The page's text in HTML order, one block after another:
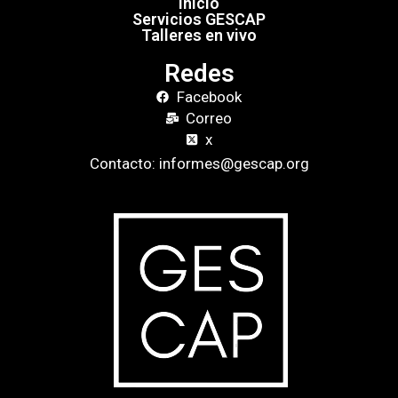
Servicios GESCAP
Talleres en vivo
Redes
Facebook
Correo
x
Contacto: informes@gescap.org